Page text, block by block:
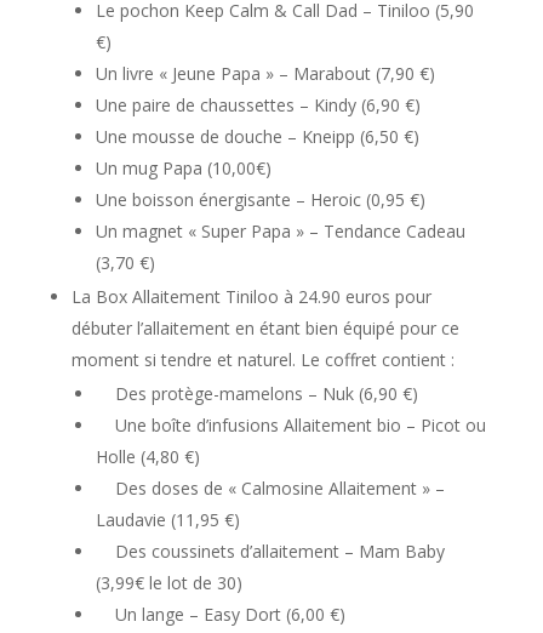
Le pochon Keep Calm & Call Dad – Tiniloo (5,90
€)
Un livre « Jeune Papa » – Marabout (7,90 €)
Une paire de chaussettes – Kindy (6,90 €)
Une mousse de douche – Kneipp (6,50 €)
Un mug Papa (10,00€)
Une boisson énergisante – Heroic (0,95 €)
Un magnet « Super Papa » – Tendance Cadeau
(3,70 €)
La Box Allaitement Tiniloo à 24.90 euros pour
débuter l’allaitement en étant bien équipé pour ce
moment si tendre et naturel. Le coffret contient :
Des protège-mamelons – Nuk (6,90 €)
Une boîte d’infusions Allaitement bio – Picot ou
Holle (4,80 €)
Des doses de « Calmosine Allaitement » –
Laudavie (11,95 €)
Des coussinets d’allaitement – Mam Baby
(3,99€ le lot de 30)
Un lange – Easy Dort (6,00 €)